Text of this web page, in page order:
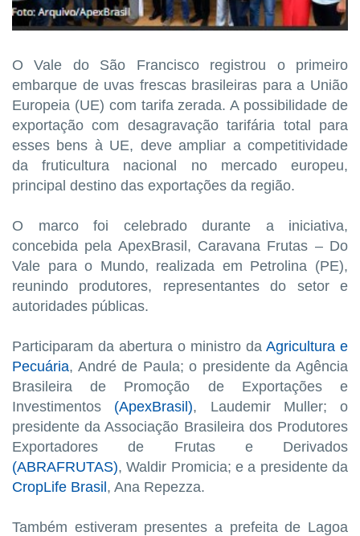
O Vale do São Francisco registrou o primeiro
embarque de uvas frescas brasileiras para a União
Europeia (UE) com tarifa zerada. A possibilidade de
exportação com desagravação tarifária total para
esses bens à UE, deve ampliar a competitividade
da fruticultura nacional no mercado europeu,
principal destino das exportações da região.
O marco foi celebrado durante a iniciativa,
concebida pela ApexBrasil, Caravana Frutas – Do
Vale para o Mundo, realizada em Petrolina (PE),
reunindo produtores, representantes do setor e
autoridades públicas.
Participaram da abertura o ministro da Agricultura e
Pecuária, André de Paula; o presidente da Agência
Brasileira de Promoção de Exportações e
Investimentos (ApexBrasil), Laudemir Muller; o
presidente da Associação Brasileira dos Produtores
Exportadores de Frutas e Derivados
(ABRAFRUTAS), Waldir Promicia; e a presidente da
CropLife Brasil, Ana Repezza.
Também estiveram presentes a prefeita de Lagoa